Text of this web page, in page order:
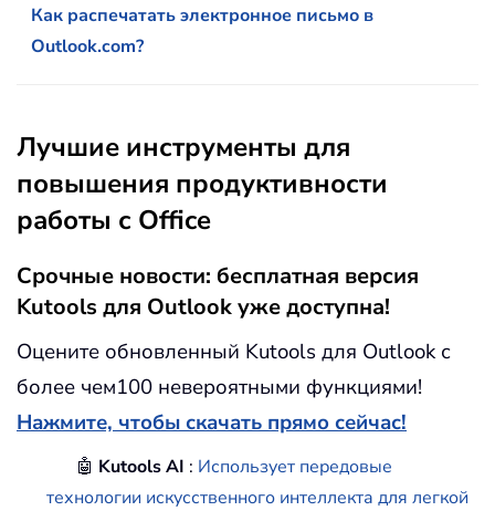
Как распечатать электронное письмо в
Outlook.com?
Лучшие инструменты для
повышения продуктивности
работы с Office
Срочные новости: бесплатная версия
Kutools для Outlook уже доступна!
Оцените обновленный Kutools для Outlook с
более чем100 невероятными функциями!
Нажмите, чтобы скачать прямо сейчас!
🤖 Kutools AI : Использует передовые
технологии искусственного интеллекта для легкой